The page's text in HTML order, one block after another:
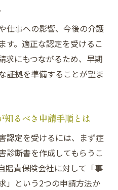
当に受けるコツ
賠償請求手順を詳しく
の正当な賠償金獲得の
や慰謝料も賢く請求し
求をスムーズに進める
仕事への影響、今後の介護
す。適正な認定を受けるこ
求にもつながるため、早期
証拠を準備することが望ま
知るべき申請手順とは
認定を受けるには、まず症
診断書を作成してもらうこ
賠責保険会社に対して「事
」という2つの申請方法か